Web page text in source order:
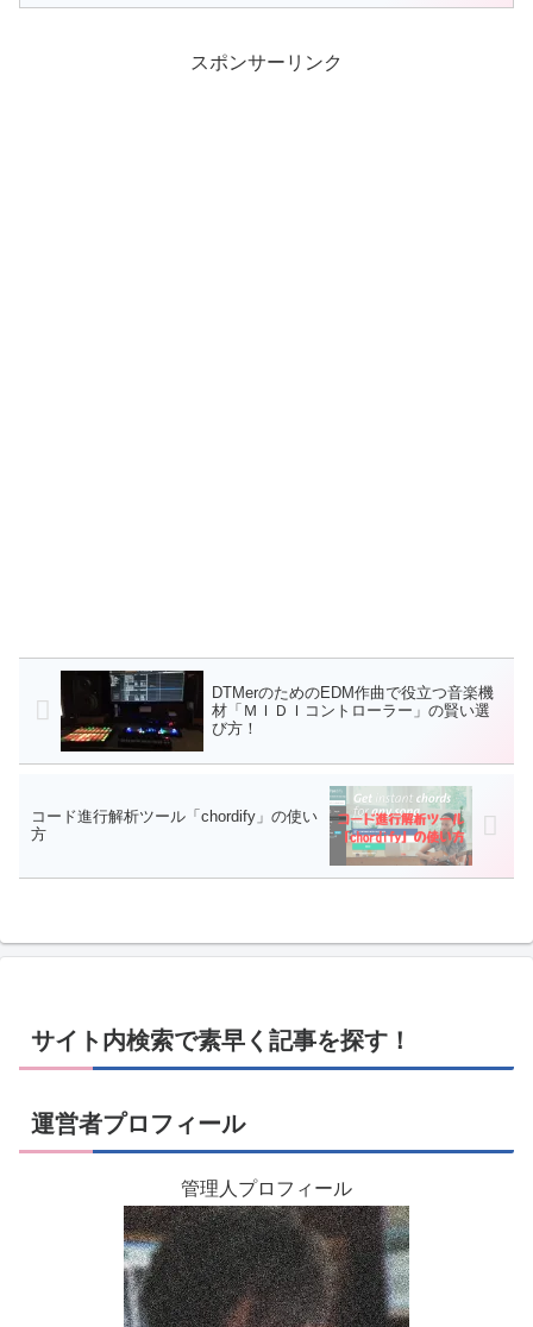
スポンサーリンク
DTMerのためのEDM作曲で役立つ音楽機
材「ＭＩＤＩコントローラー」の賢い選
び方！
コード進行解析ツール「chordify」の使い
方
サイト内検索で素早く記事を探す！
運営者プロフィール
管理人プロフィール